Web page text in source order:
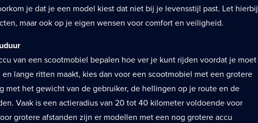
je dat je een model kiest dat niet bij je levensstijl past. Let hierbij
maar ook op je eigen wensen voor comfort en veiligheid.
van een scootmobiel bepalen hoe ver je kunt rijden voordat je moet
lange ritten maakt, kies dan voor een scootmobiel met een grotere
met het gewicht van de gebruiker, de hellingen op je route en de
Vaak is een actieradius van 20 tot 40 kilometer voldoende voor
grotere afstanden zijn er modellen met een nog grotere accu